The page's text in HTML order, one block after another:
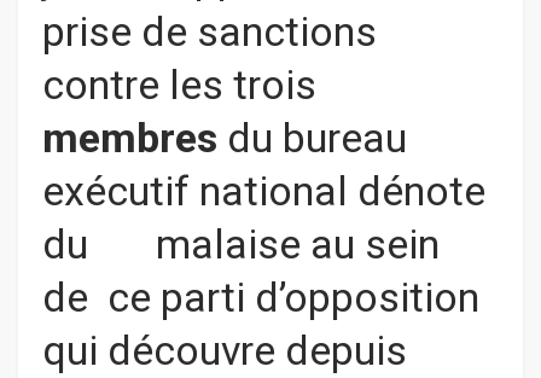
prise de sanctions
contre les trois
membres du bureau
exécutif national dénote
du malaise au sein
de ce parti d’opposition
qui découvre depuis